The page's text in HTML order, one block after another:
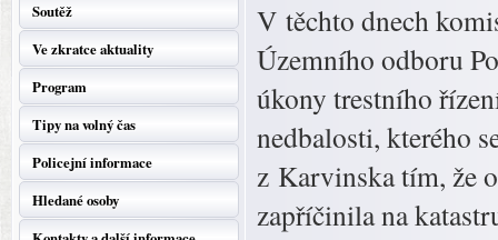
Soutěž
Ve zkratce aktuality
Program
Tipy na volný čas
Policejní informace
Hledané osoby
V těchto dnech
Územního odboru
úkony trestního
nedbalosti, kterého
z Karvinska tím, že
zapříčinila na